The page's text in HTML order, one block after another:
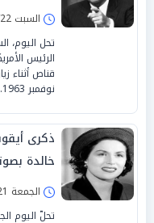
السبت 22/نوفمبر/2025 - 01:56 م
الرئيس
نوفمبر 1963.
ذكرى
خالدة
الجمعة 21/نوفمبر/2025 - 12:41 م